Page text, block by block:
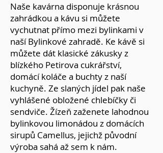
Naše kavárna disponuje krásnou
zahrádkou a kávu si můžete
vychutnat přímo mezi bylinkami v
naší Bylinkové zahradě. Ke kávě si
můžete dát klasické zákusky z
blízkého Petirova cukrářství,
domácí koláče a buchty z naší
kuchyně. Ze slaných jídel pak naše
vyhlášené obložené chlebíčky či
sendviče. Žízeň zaženete lahodnou
bylinkovou limonádou z domácích
sirupů Camellus, jejichž původní
výroba sahá až sem k nám.